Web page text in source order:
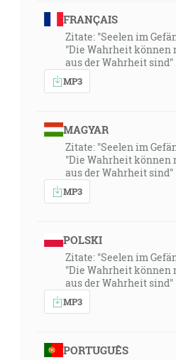
FRANÇAIS
Zitate: "Seelen im
"Die Wahrheit können
aus der Wahrheit sind"
MP3
MAGYAR
Zitate: "Seelen im
"Die Wahrheit können
aus der Wahrheit sind"
MP3
POLSKI
Zitate: "Seelen im
"Die Wahrheit können
aus der Wahrheit sind"
MP3
PORTUGUÊS